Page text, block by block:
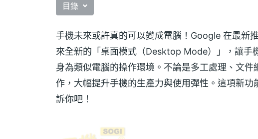
目錄
手機未來或許真的可以變成電腦！Google 在最新
來全新的「桌面模式（Desktop Mode）」，讓手
身為類似電腦的操作環境。不論是多工處理、文
作，大幅提升手機的生產力與使用彈性。這項新
訴你吧！